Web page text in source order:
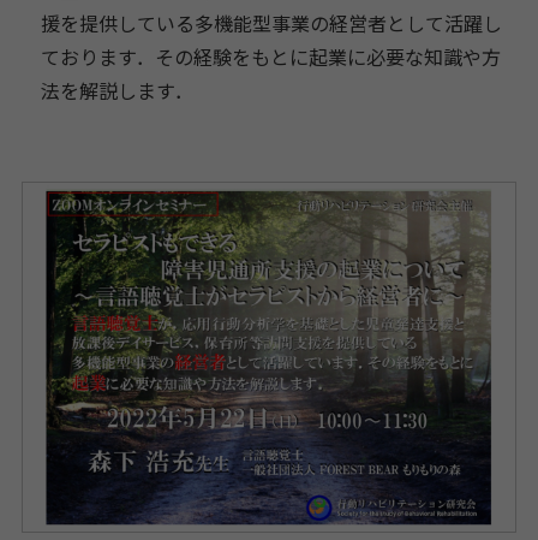
援を提供している多機能型事業の経営者として活躍 し
ております． その経験をもとに起業に必要な知識や方
法を解説します．